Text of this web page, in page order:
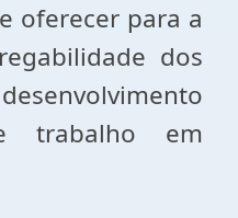
oferecer para a
dos
trabalho em